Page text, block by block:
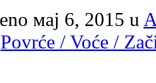
мај 6, 2015 u
Povrće / Voće /